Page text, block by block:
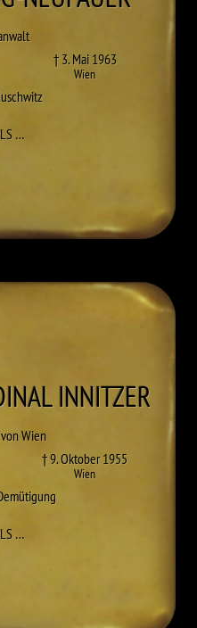
† 3. Mai 1963
Wien
…ZU BRUNO HELBIG-NEUPAUER
INNITZER
Wien
† 9. Oktober 1955
Wien
…ZU THEODOR KARDINAL INNITZER